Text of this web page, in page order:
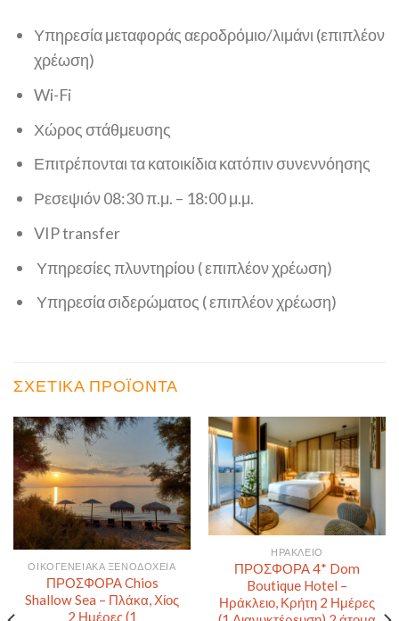
Υπηρεσία μεταφοράς αεροδρόμιο/λιμάνι (επιπλέον
χρέωση)
Wi-Fi
Χώρος στάθμευσης
Επιτρέπονται τα κατοικίδιακατόπιν συνεννόησης
Ρεσεψιόν08:30 π.μ. – 18:00 μ.μ.
VIP transfer
Υπηρεσίες πλυντηρίου ( επιπλέον χρέωση)
Υπηρεσία σιδερώματος ( επιπλέον χρέωση)
ΣΧΕΤΙΚΆ ΠΡΟΪΌΝΤΑ
ΟΙΚΟΓΕΝΕΙΑΚΆ ΞΕΝΟΔΟΧΕΊΑ
ΠΡΟΣΦΟΡΑ Chios
Shallow Sea – Πλάκα, Χίος
2 Ημέρες (1
ΗΡΆΚΛΕΙΟ
ΠΡΟΣΦΟΡΑ 4* Dom
Boutique Hotel –
Ηράκλειο, Κρήτη 2 Ημέρες